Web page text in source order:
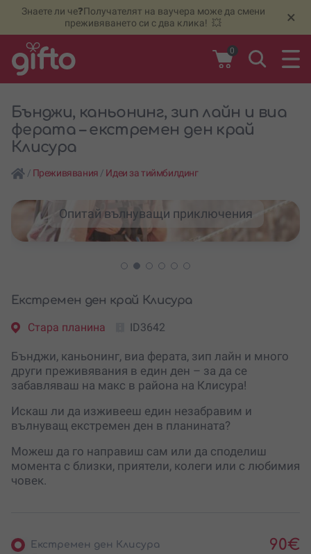
Знаете ли че❓Получателят на ваучера може да смени
преживяването си с два клика! 💥
×
0
Бънджи, каньонинг, зип лайн и виа
ферата – екстремен ден край
Клисура
/ Преживявания / Идеи за тиймбилдинг
Опитай вълнуващи приключения
Екстремен ден край Клисура
Стара планина ID3642
Бънджи, каньонинг, виа ферата, зип лайн и много
други преживявания в един ден – за да се
забавляваш на макс в района на Клисура!
Искаш ли да изживееш един незабравим и
вълнуващ екстремен ден в планината?
Можеш да го направиш сам или да споделиш
момента с близки, приятели, колеги или с любимия
човек.
Екстремен ден Клисура 90€